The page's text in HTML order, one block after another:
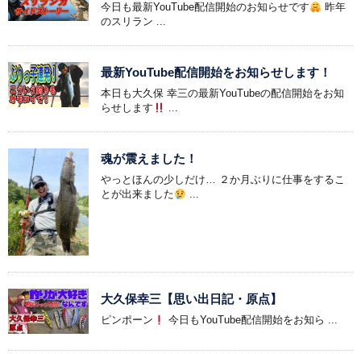
今日も最新YouTube配信開始のお知らせです
昨年
のスリラン ...
最新YouTube配信開始をお知らせします！
本日も大久保 幸三の最新YouTubeの配信開始をお知
らせします
...
魂が震えました！
やっとほんの少しだけ… ２か月ぶりに仕事をするこ
とが出来ました
...
大久保幸三【思い出日記・原点】
ピンポーン 今日もYouTube配信開始をお知ら ...